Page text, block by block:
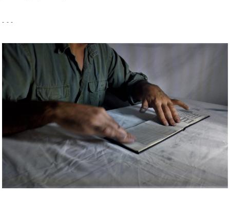
- - -